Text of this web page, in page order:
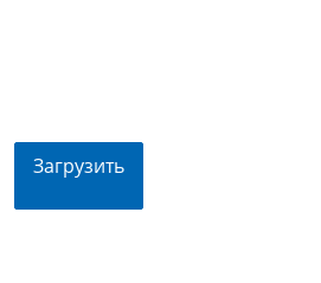
Загрузить